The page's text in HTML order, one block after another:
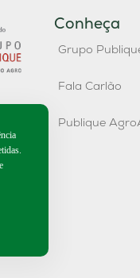
Conheça
Grupo
Fala Carlão
Publique